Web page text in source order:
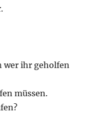
wer ihr geholfen
müssen.